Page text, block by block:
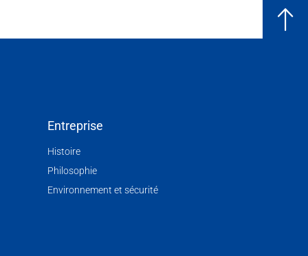
Entreprise
Histoire
Philosophie
Environnement et sécurité